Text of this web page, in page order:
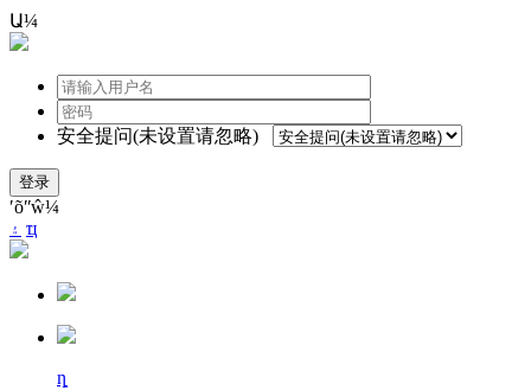
Ա¼
安全提问(未设置请忽略)
登录
ʹõʺŵ¼
۽ ҵ
ȵ